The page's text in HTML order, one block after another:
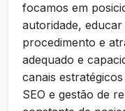
focamos em
autoridade,
procedimento e
adequado e
canais
SEO e gestão de